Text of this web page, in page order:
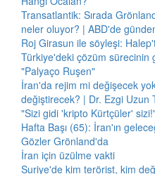
Transatlantik: Sırada
neler oluyor? | ABD'de
Roj Girasun ile söyleşi:
Türkiye'deki çözüm sürecinin
"Palyaço Ruşen"
İran'da rejim mi değişecek
değiştirecek? | Dr. Ezgi Uzun
"Sizi gidi 'kripto Kürtçüler'
Hafta Başı (65): İran'ın
Gözler Grönland'da
İran için üzülme vakti
Suriye'de kim terörist, kim